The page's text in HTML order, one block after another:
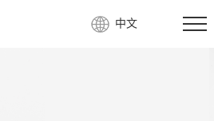
中文